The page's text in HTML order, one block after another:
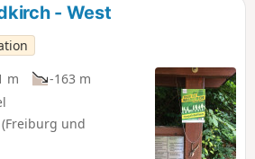
- West
m
-163 m
und